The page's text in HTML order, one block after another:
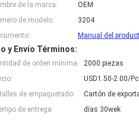
de la marca:
OEM
de modelo:
3204
Manual del
y Envío Términos:
de orden mínima:
2000 piezas
USD1.50-2.00/Pc
de empaquetado:
Cartón de
de entrega:
días 30wek